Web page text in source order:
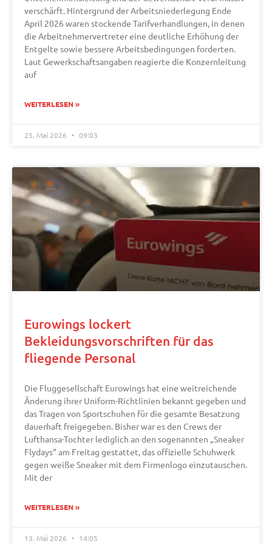
verschärft. Hintergrund der Arbeitsniederlegung Ende
April 2026 waren stockende Tarifverhandlungen, in denen
die Arbeitnehmervertreter eine deutliche Erhöhung der
Entgelte sowie bessere Arbeitsbedingungen forderten.
Laut Gewerkschaftsangaben reagierte die Konzernleitung
auf
WEITERLESEN »
25. Mai 2026 09:03
Eurowings lockert
Bekleidungsvorschriften für das
fliegende Personal
Die Fluggesellschaft Eurowings hat eine weitreichende
Änderung ihrer Uniform-Richtlinien bekannt gegeben und
das Tragen von Sportschuhen für die gesamte Besatzung
dauerhaft freigegeben. Bisher war es den Crews der
Lufthansa-Tochter lediglich an den sogenannten „Sneaker
Flydays“ am Freitag gestattet, das offizielle Schuhwerk
gegen weiße Sneaker mit dem Firmenlogo einzutauschen.
Mit der
WEITERLESEN »
13. Mai 2026 14:05